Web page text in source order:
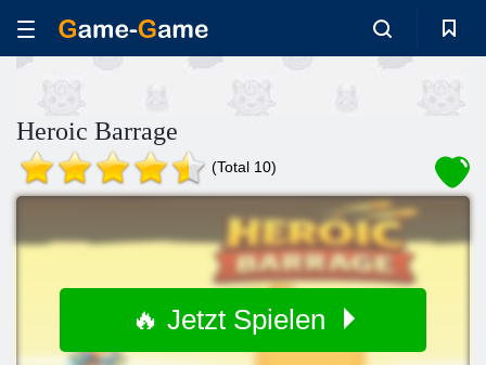
Heroic Barrage
(Total 10)
🔥 Jetzt Spielen